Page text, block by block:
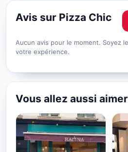
Avis sur Pizza Chic
Aucun avis pour le moment. Soyez
votre expérience.
Vous allez aussi aimer